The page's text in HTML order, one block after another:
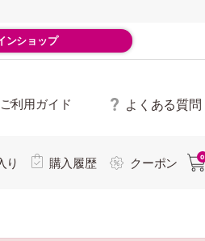
ンショップ
ご利用ガイド よくある質問
り 購入履歴 クーポン 0